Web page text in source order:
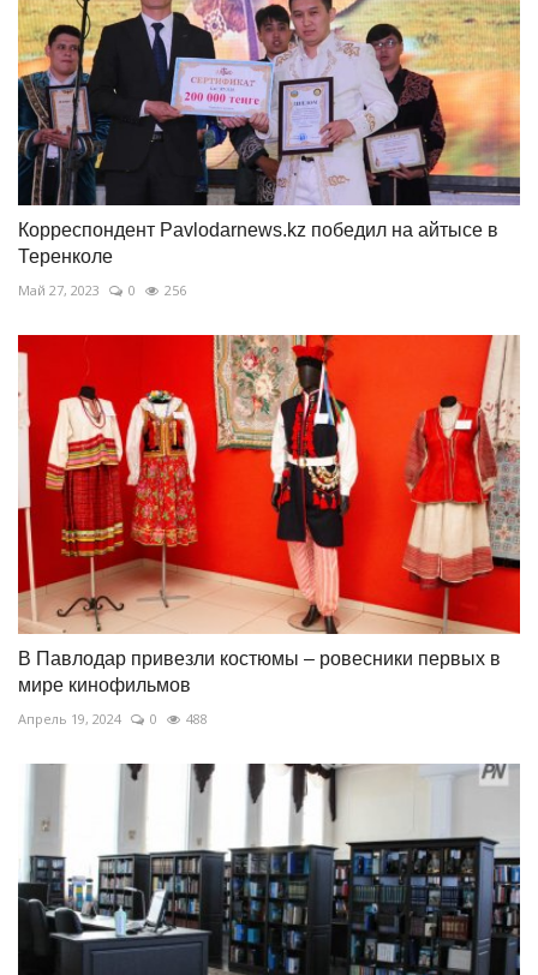
Корреспондент Pavlodarnews.kz победил на айтысе в
Теренколе
Май 27, 2023 0 256
В Павлодар привезли костюмы – ровесники первых в
мире кинофильмов
Апрель 19, 2024 0 488